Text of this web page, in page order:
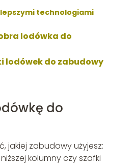
technologiami
lodówka do
lodówek do zabudowy
do
jakiej zabudowy użyjesz:
kolumny czy szafki